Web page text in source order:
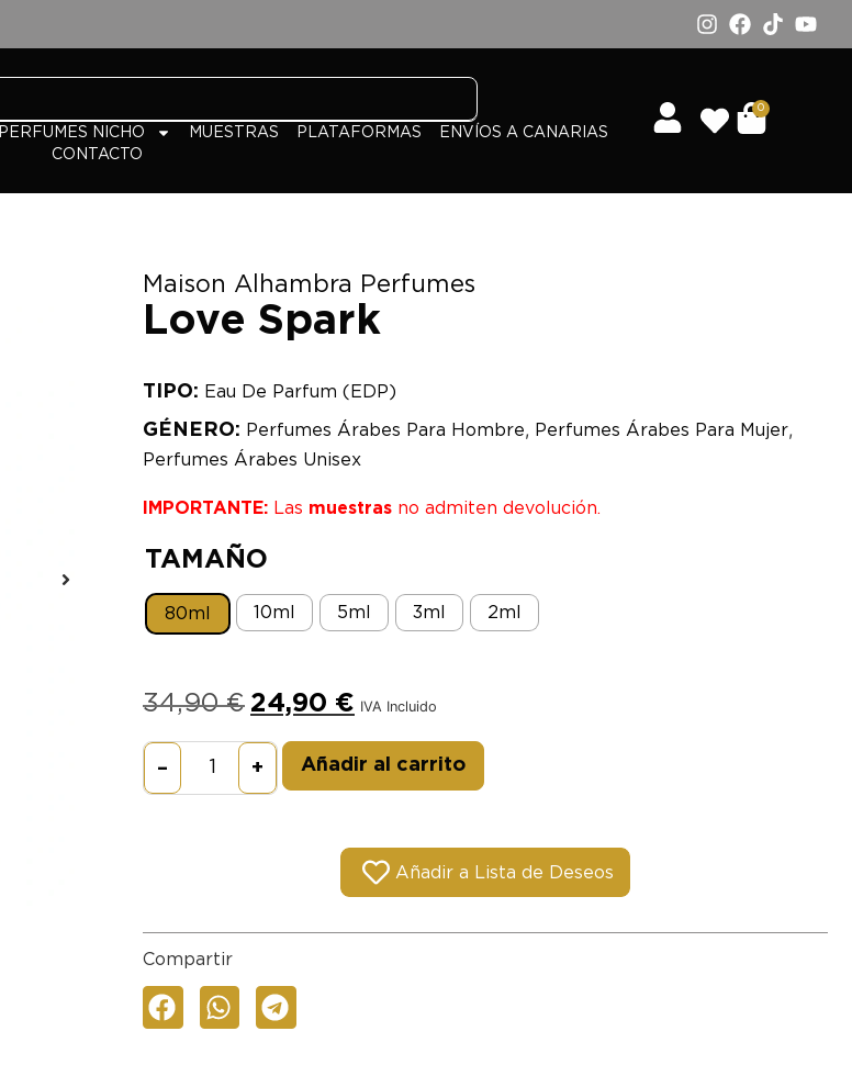
PERFUMES NICHO MUESTRAS PLATAFORMAS
ENVÍOS A CANARIAS
CONTACTO
0
Maison Alhambra Perfumes
Love Spark
TIPO: Eau De Parfum (EDP)
GÉNERO: Perfumes Árabes Para Hombre, Perfumes Árabes Para Mujer,
Perfumes Árabes Unisex
IMPORTANTE: Las muestras no admiten devolución.
TAMAÑO
80ml 10ml 5ml 3ml 2ml
34,90€ 24,90 € IVA Incluido
– + Añadir al carrito
Añadir a Lista de Deseos
Compartir